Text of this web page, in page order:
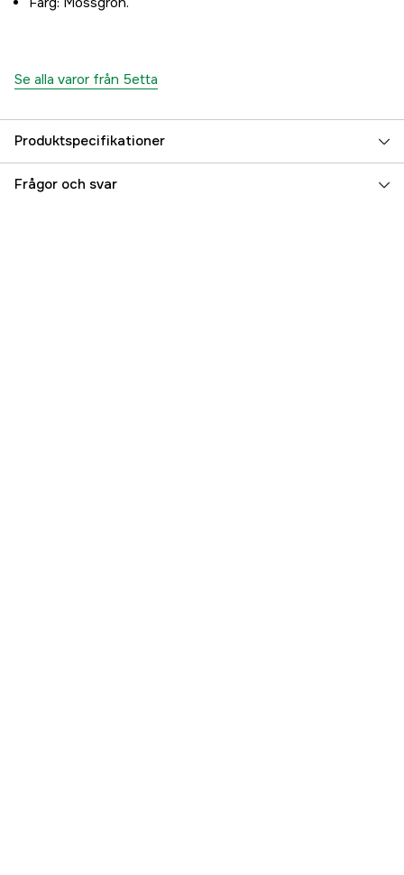
Se alla varor från 5etta
Produktspecifikationer
Size One Size
Frågor och svar